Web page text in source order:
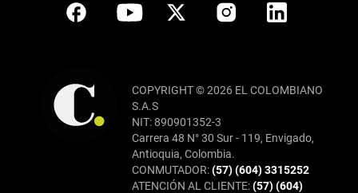
COPYRIGHT © 2026 EL COLOMBIANO
S.A.S
NIT: 890901352-3
Carrera 48 N° 30 Sur - 119, Envigado,
Antioquia, Colombia.
CONMUTADOR:(57) (604) 3315252
ATENCIÓN AL CLIENTE:(57) (604)